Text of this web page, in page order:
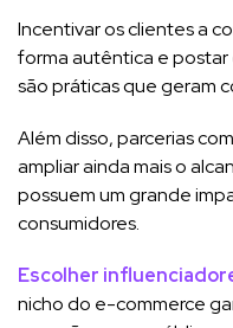
Incentivar os clientes a
forma autêntica e postar
são práticas que geram
Além disso, parcerias
ampliar ainda mais o
possuem um grande
consumidores.
Escolher
nicho do e-commerce